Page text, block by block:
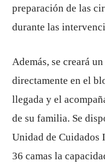
preparación de las
durante las
Además, se creará
directamente en el
llegada y el
de su familia. Se
Unidad de Cuidados
36 camas la